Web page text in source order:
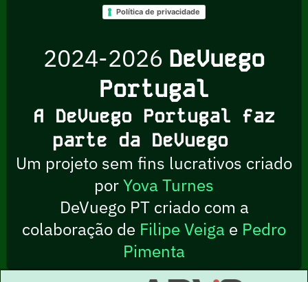
Política de privacidade
2024-2026 DeVuego
Portugal
A DeVuego Portugal faz
parte da DeVuego
Um projeto sem fins lucrativos criado
porYova Turnes
DeVuego PT criado com a
colaboração de Filipe Veiga e Pedro
Pimenta